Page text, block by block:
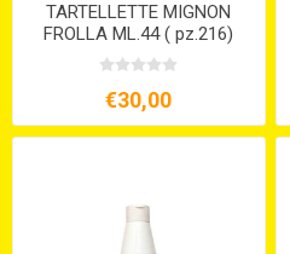
TARTELLETTE MIGNON
FROLLA ML.44 ( pz.216)
€30,00